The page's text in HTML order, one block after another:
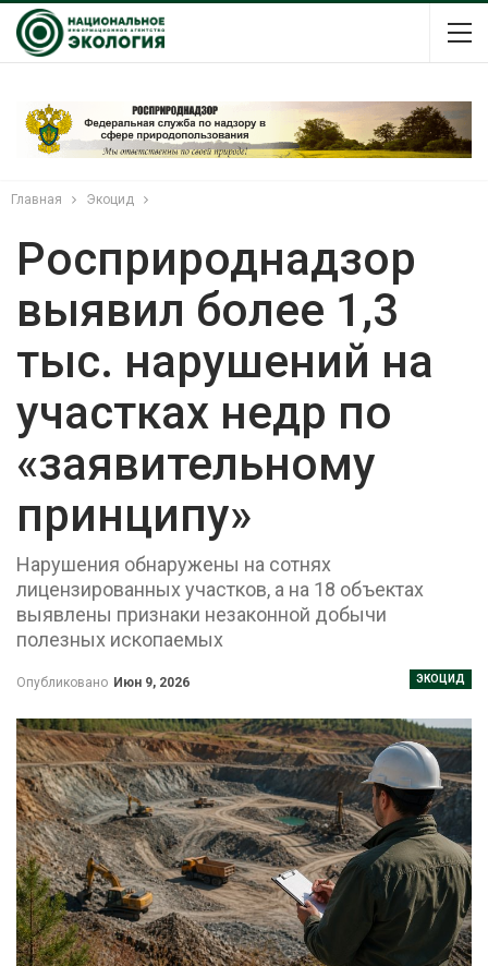
Главная Экоцид
Росприроднадзор
выявил более 1,3
тыс. нарушений на
участках недр по
«заявительному
принципу»
Нарушения обнаружены на сотнях
лицензированных участков, а на 18 объектах
выявлены признаки незаконной добычи
полезных ископаемых
ЭКОЦИД
Опубликовано Июн 9, 2026